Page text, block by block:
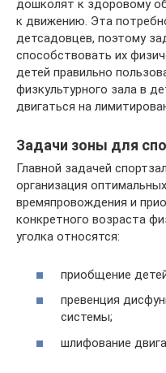
дошколят к здоровому
к движению. Эта
детсадовцев, поэтому
способствовать их
детей правильно
физкультурного зала в
двигаться на
Задачи зоны для
Главной задачей
организация
времяпровождения и
конкретного возраста
уголка относятся:
приобщение
превенция
системы;
шлифование